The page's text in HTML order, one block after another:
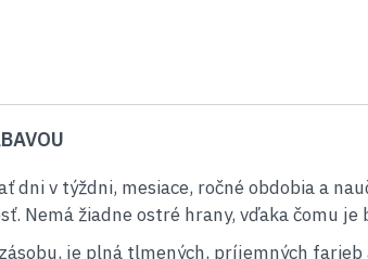
dni v týždni, mesiace, ročné obdobia a
Nemá žiadne ostré hrany, vďaka čomu je
je plná tlmených, príjemných